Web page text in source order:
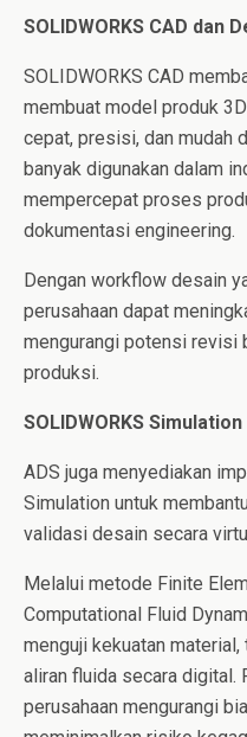
SOLIDWORKS CAD dan
SOLIDWORKS CAD
membuat model produk
cepat, presisi, dan mudah
banyak digunakan dalam
mempercepat proses
dokumentasi engineering.
Dengan workflow desain
perusahaan dapat
mengurangi potensi revisi
produksi.
SOLIDWORKS
ADS juga menyediakan
Simulation untuk
validasi desain secara
Melalui metode Finite
Computational Fluid
menguji kekuatan material,
aliran fluida secara digital.
perusahaan mengurangi